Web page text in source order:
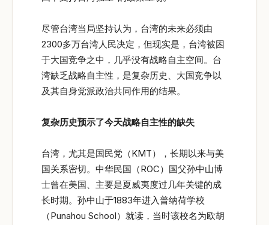
尽管台湾当局坚持认为，台湾的未来必须由
2300多万台湾人民决定，但现实是，台湾被困
于大国竞争之中，几乎没有战略自主空间。台
湾缺乏战略自主性，是复杂历史、大国竞争以
及其自身党派政治共同作用的结果。
复杂历史预示了今天战略自主性的缺失
台湾，尤其是国民党（KMT），长期以来与美
国关系密切。中华民国（ROC）国父孙中山博
士曾在美国、主要是夏威夷度过几年关键的成
长时期。孙中山于1883年进入普纳荷学校
（Punahou School）就读，当时该校名为欧胡